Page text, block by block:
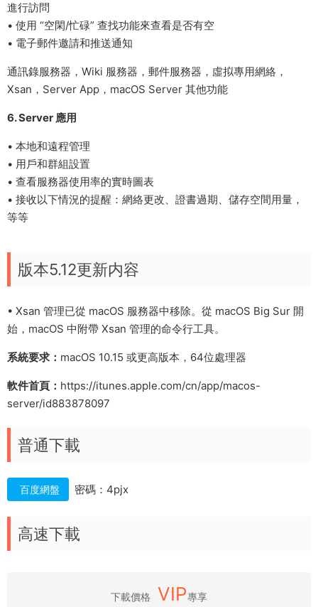
進行訪問
• 使用 “空閑/忙碌” 查找功能來查看是否有空
• 電子郵件邀請和推送通知
通訊錄服務器，Wiki 服務器，郵件服務器，虛拟專用網絡，
Xsan，Server App，macOS Server 其他功能
6. Server 應用
• 本地和遠程管理
• 用戶和群組設置
• 查看服務器使用率的實時圖表
• 接收以下情況的提醒：網絡更改、證書過期、儲存空間用量，
等等
版本5.12更新内容
• Xsan 管理已從 macOS 服務器中移除。從 macOS Big Sur 開
始，macOS 中附帶 Xsan 管理的命令行工具。
系統要求： macOS 10.15 或更高版本，64位處理器
軟件首頁： https://itunes.apple.com/cn/app/macos-
server/id883878097
普通下載
百度網盤 密碼：4pjx
高速下載
下載價格 VIP專享